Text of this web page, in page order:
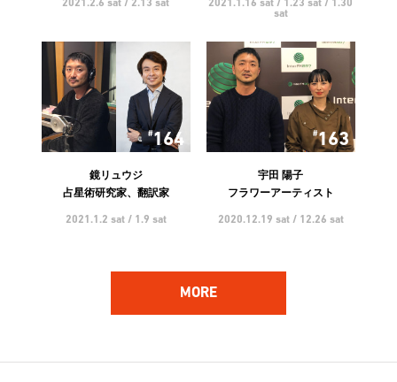
2021.2.6 sat / 2.13 sat
2021.1.16 sat / 1.23 sat / 1.30
sat
164
鏡リュウジ
占星術研究家、翻訳家
2021.1.2 sat / 1.9 sat
163
宇田 陽子
フラワーアーティスト
2020.12.19 sat / 12.26 sat
MORE